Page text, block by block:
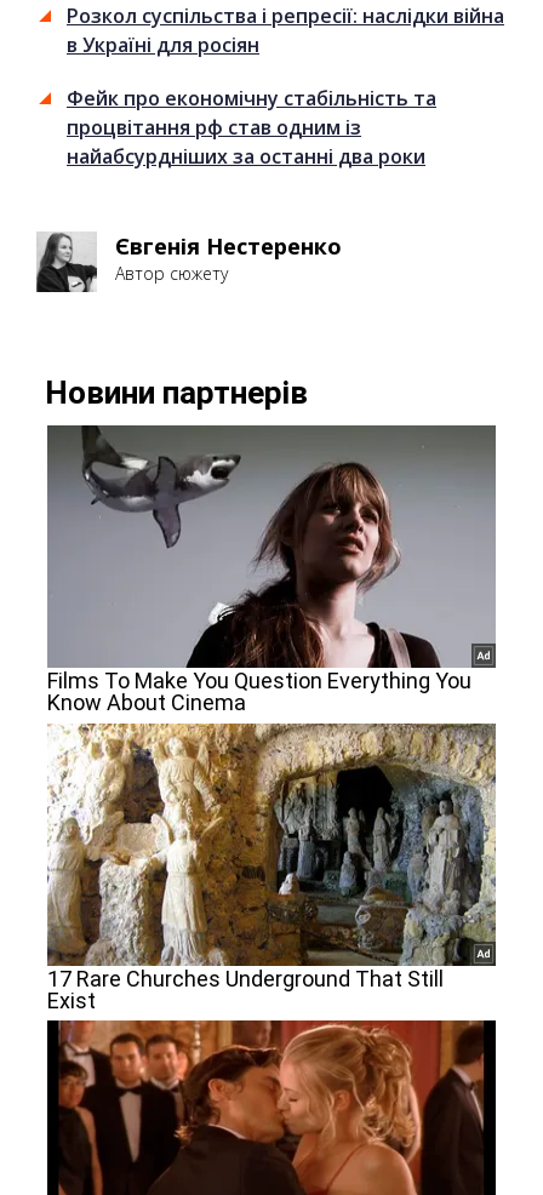
Розкол суспільства і репресії: наслідки війна
в Україні для росіян
Фейк про економічну стабільність та
процвітання рф став одним із
найабсурдніших за останні два роки
Євгенія Нестеренко
Автор сюжету